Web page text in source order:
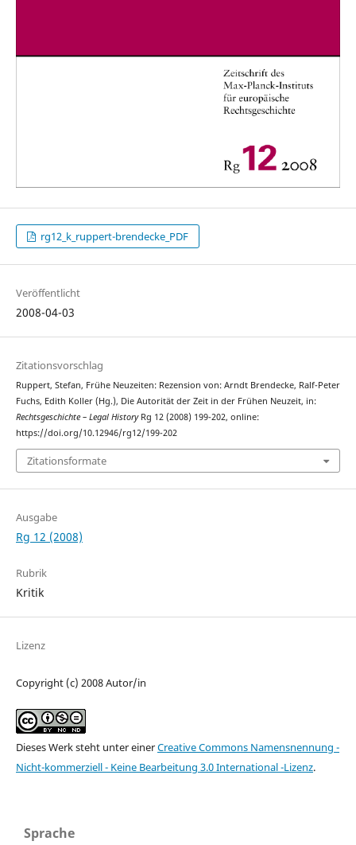
rg12_k_ruppert-brendecke_PDF
Veröffentlicht
2008-04-03
Zitationsvorschlag
Ruppert, Stefan, Frühe Neuzeiten: Rezension von: Arndt Brendecke, Ralf-Peter
Fuchs, Edith Koller (Hg.), Die Autorität der Zeit in der Frühen Neuzeit, in:
Rechtsgeschichte – Legal HistoryRg 12 (2008) 199-202, online:
https://doi.org/10.12946/rg12/199-202
Zitationsformate
Ausgabe
Rg 12 (2008)
Rubrik
Kritik
Lizenz
Copyright (c) 2008 Autor/in
Dieses Werk steht unter einerCreative Commons Namensnennung -
Nicht-kommerziell - Keine Bearbeitung 3.0 International -Lizenz.
Sprache